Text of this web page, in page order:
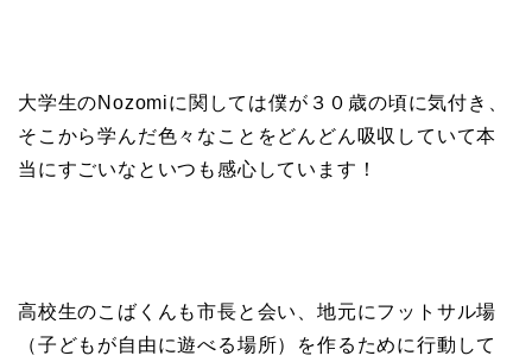
大学生のNozomiに関しては僕が３０歳の頃に気付き、
そこから学んだ色々なことをどんどん吸収していて本
当にすごいなといつも感心しています！
高校生のこばくんも市長と会い、地元にフットサル場
（子どもが自由に遊べる場所）を作るために行動して